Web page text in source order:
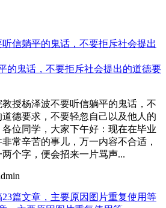
的鬼话，不要拒斥社会提出的道德要
授杨泽波不要听信躺平的鬼话，不
德要求，不要轻忽自己以及他人的
位同学，大家下午好：现在在毕业
常辛苦的事儿，万一内容不合适，
个字，便会招来一片骂声...